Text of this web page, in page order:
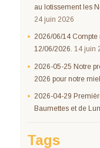
au lotissement les
24 juin 2026
2026/06/14 Compte
12/06/2026. 14 juin
2026-05-25 Notre
2026 pour notre
2026-04-29
Baumettes et de
Tags